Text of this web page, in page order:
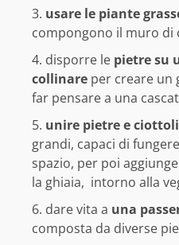
usare le piante
compongono il muro di
disporre le pietre su
collinare per creare un
far pensare a una
unire pietre e
grandi, capaci di
spazio, per poi
la ghiaia, intorno alla
dare vita a una
composta da diverse